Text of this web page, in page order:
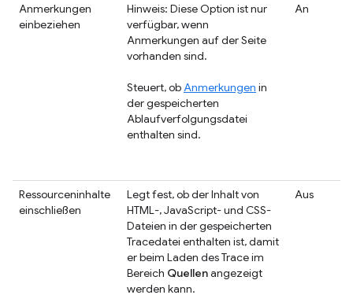
Anmerkungen
einbeziehen
Hinweis: Diese Option ist nur
verfügbar, wenn
Anmerkungen auf der Seite
vorhanden sind.
Steuert, obAnmerkungen in
der gespeicherten
Ablaufverfolgungsdatei
enthalten sind.
An
Ressourceninhalte
einschließen
Legt fest, ob der Inhalt von
HTML-, JavaScript- und CSS-
Dateien in der gespeicherten
Tracedatei enthalten ist, damit
er beim Laden des Trace im
Bereich Quellenangezeigt
werden kann.
Aus